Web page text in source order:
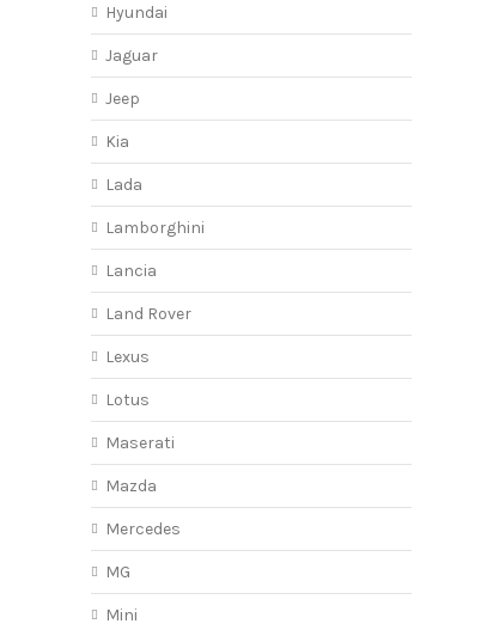
Hyundai
Jaguar
Jeep
Kia
Lada
Lamborghini
Lancia
Land Rover
Lexus
Lotus
Maserati
Mazda
Mercedes
MG
Mini